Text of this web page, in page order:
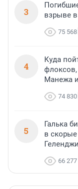
3
взрыве
75 568
4
Куда
флоксов,
Манежа
74 830
5
Галька
в
66 277